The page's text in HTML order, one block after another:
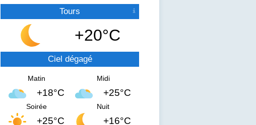
Tours
+20°C
Ciel dégagé
Matin
+18°C
Midi
+25°C
Soirée
+25°C
Nuit
+16°C